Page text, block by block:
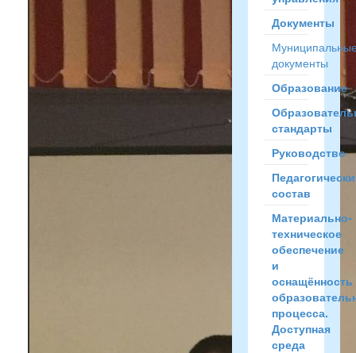
Документы
документы
Образование
стандарты
Руководство
состав
Материально-
техническое
обеспечение
и
оснащённость
процесса.
Доступная
среда